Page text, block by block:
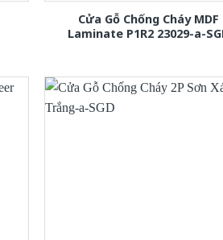
Cửa Gỗ Chống Cháy MDF
Laminate P1R2 23029-a-